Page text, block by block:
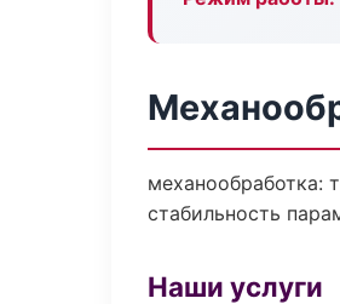
механообработка:
стабильность
Наши услуги